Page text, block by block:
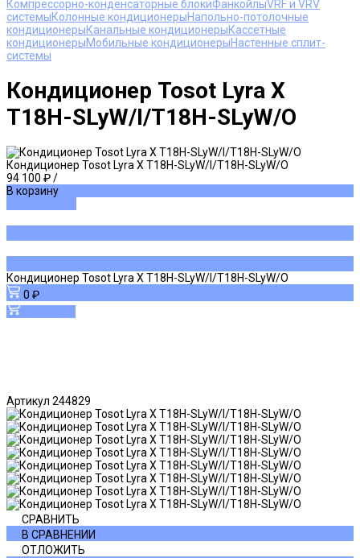
Компрессорно-конденсаторные блокиФанкойлыVRF и VRV
системыКолонные кондиционерыНапольно-потолочные
кондиционерыКанальные кондиционерыКассетные
кондиционерыМобильные кондиционерыНастенные сплит-
системы
Кондиционер Tosot Lyra X
T18H-SLyW/I/T18H-SLyW/O
Кондиционер Tosot Lyra X T18H-SLyW/I/T18H-SLyW/O
94 100 ₽/
В корзину
Кондиционер Tosot Lyra X T18H-SLyW/I/T18H-SLyW/O
0 ₽
Артикул 244829
СРАВНИТЬ
В СРАВНЕНИИ
ОТЛОЖИТЬ